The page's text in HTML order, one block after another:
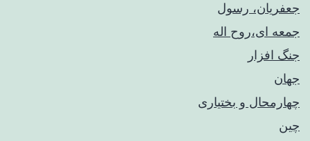
جعفریان، رسول
جمعه ای،روح اله
جنگ افزار
جهان
چهارمحال و بختیاری
چین